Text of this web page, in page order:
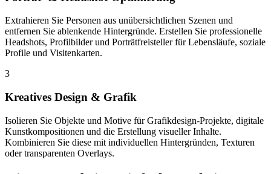
Extrahieren Sie Personen aus unübersichtlichen Szenen und
entfernen Sie ablenkende Hintergründe. Erstellen Sie professionelle
Headshots, Profilbilder und Porträtfreisteller für Lebensläufe, soziale
Profile und Visitenkarten.
3
Kreatives Design & Grafik
Isolieren Sie Objekte und Motive für Grafikdesign-Projekte, digitale
Kunstkompositionen und die Erstellung visueller Inhalte.
Kombinieren Sie diese mit individuellen Hintergründen, Texturen
oder transparenten Overlays.